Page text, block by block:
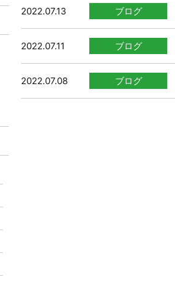
2022.07.13 ブログ
2022.07.11 ブログ
2022.07.08 ブログ